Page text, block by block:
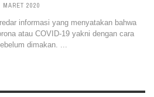
MARET 2020
informasi yang menyatakan bahwa
atau COVID-19 yakni dengan cara
dimakan. ...